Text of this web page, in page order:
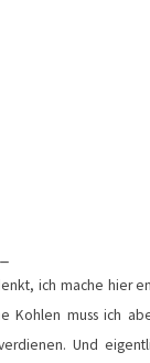
ich mache hier
Kohlen muss ich
Und